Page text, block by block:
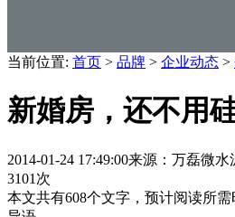
当前位置: 首页 > 品牌 > 企业动态 >
新婚房，还不用
2014-01-24 17:49:00来源：万磊微水
3101次
本文共有608个文字，预计阅读所需